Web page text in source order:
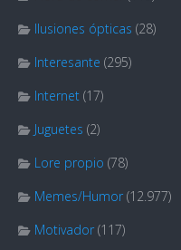
Ilusiones ópticas (28)
Interesante (295)
Internet (17)
Juguetes (2)
Lore propio (78)
Memes/Humor (12.977)
Motivador (117)